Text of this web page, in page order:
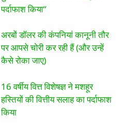
पर्दाफाश किया“
अरबों डॉलर की कंपनियां कानूनी तौर
पर आपसे चोरी कर रही हैं (और उन्हें
कैसे रोका जाए)
16 वर्षीय वित्त विशेषज्ञ ने मशहूर
हस्तियों की वित्तीय सलाह का पर्दाफाश
किया